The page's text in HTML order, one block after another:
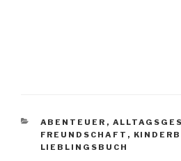
KATEGORIEN
ABENTEUER ,
FREUNDSCHAFT ,
LIEBLINGSBUCH